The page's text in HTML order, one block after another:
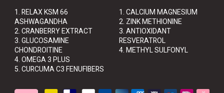
1. RELAX KSM 66
ASHWAGANDHA
2. CRANBERRY EXTRACT
3. GLUCOSAMINE
CHONDROITINE
4. OMEGA 3 PLUS
5. CURCUMA C3 FENUFIBERS
1. CALCIUM MAGNESIUM
2. ZINK METHIONINE
3. ANTIOXIDANT
RESVERATROL
4. METHYL SULFONYL